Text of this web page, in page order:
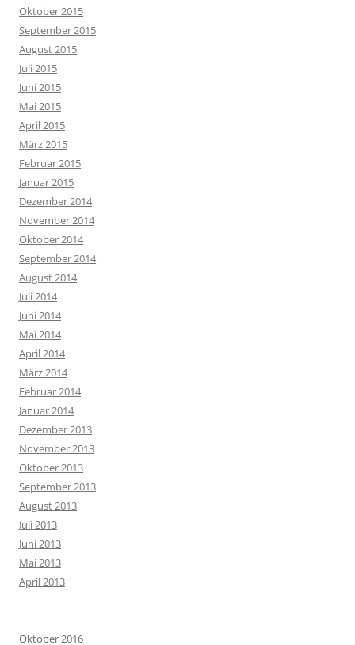
Oktober 2015
September 2015
August 2015
Juli 2015
Juni 2015
Mai 2015
April 2015
März 2015
Februar 2015
Januar 2015
Dezember 2014
November 2014
Oktober 2014
September 2014
August 2014
Juli 2014
Juni 2014
Mai 2014
April 2014
März 2014
Februar 2014
Januar 2014
Dezember 2013
November 2013
Oktober 2013
September 2013
August 2013
Juli 2013
Juni 2013
Mai 2013
April 2013
Oktober 2016